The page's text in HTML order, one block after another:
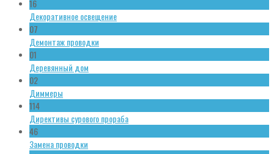
16
Декоративное освещение
07
Демонтаж проводки
01
Деревянный дом
02
Диммеры
114
Директивы сурового прораба
46
Замена проводки